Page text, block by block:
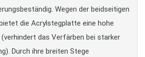
Wegen der beidseitigen
die Acrylstegplatte eine hohe
das Verfärben bei starker
Durch ihre breiten Stege